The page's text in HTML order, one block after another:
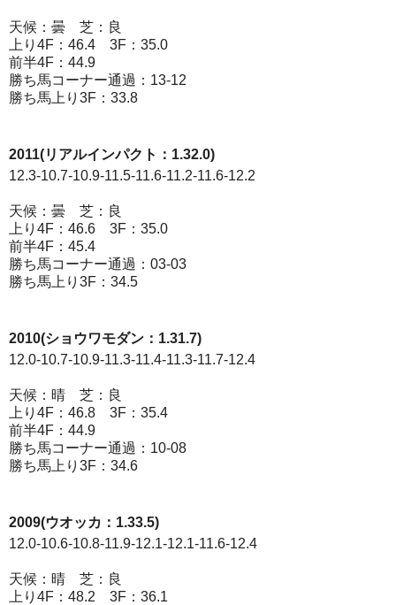
天候：曇 芝：良
上り4F：46.4 3F：35.0
前半4F：44.9
勝ち馬コーナー通過：13-12
勝ち馬上り3F：33.8
2011(リアルインパクト：1.32.0)
12.3-10.7-10.9-11.5-11.6-11.2-11.6-12.2
天候：曇 芝：良
上り4F：46.6 3F：35.0
前半4F：45.4
勝ち馬コーナー通過：03-03
勝ち馬上り3F：34.5
2010(ショウワモダン：1.31.7)
12.0-10.7-10.9-11.3-11.4-11.3-11.7-12.4
天候：晴 芝：良
上り4F：46.8 3F：35.4
前半4F：44.9
勝ち馬コーナー通過：10-08
勝ち馬上り3F：34.6
2009(ウオッカ：1.33.5)
12.0-10.6-10.8-11.9-12.1-12.1-11.6-12.4
天候：晴 芝：良
上り4F：48.2 3F：36.1